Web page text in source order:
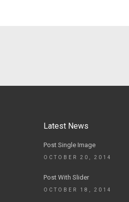
Latest News
Post Single Image
OCTOBER 20, 2014
Post With Slider
OCTOBER 18, 2014